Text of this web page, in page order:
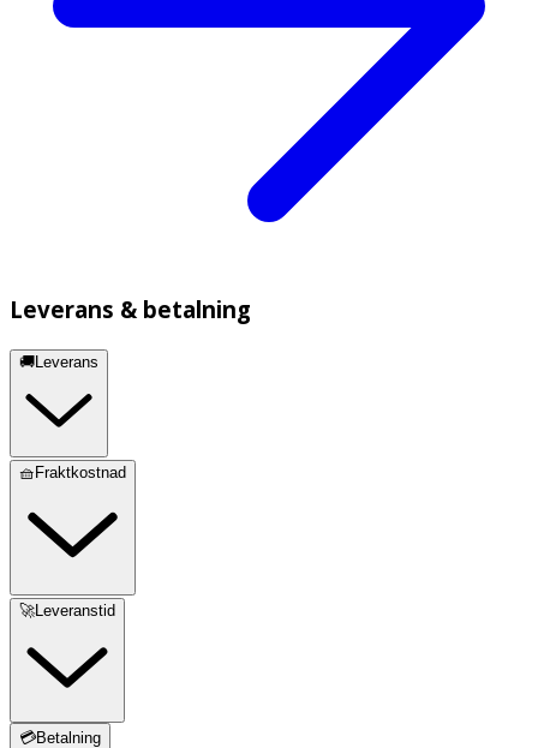
Leverans & betalning
🚚Leverans
🧺Fraktkostnad
🚀Leveranstid
💳Betalning